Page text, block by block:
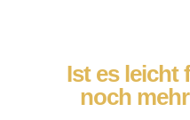
Ist es leicht
noch